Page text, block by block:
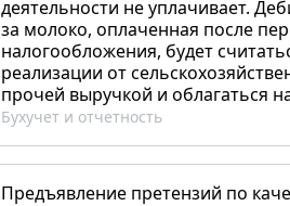
деятельности не уплачивает.
за молоко, оплаченная после
налогообложения, будет
реализации от
прочей выручкой и облагаться
Бухучет и отчетность
Предъявление претензий по